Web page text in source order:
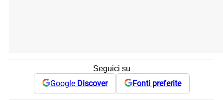
Seguici su
Google Discover Fonti preferite